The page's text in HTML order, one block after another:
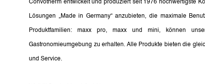
Convotherm entwickelt und produziert seit 1976 hochwertigste
Lösungen „Made in Germany“ anzubieten, die maximale
Produktfamilien: maxx pro, maxx und mini, können
Gastronomieumgebung zu erhalten. Alle Produkte bieten die
und Service.